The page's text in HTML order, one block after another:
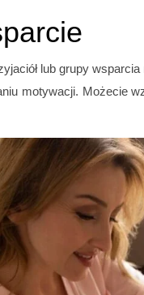
lub grupy
motywacji. Możecie